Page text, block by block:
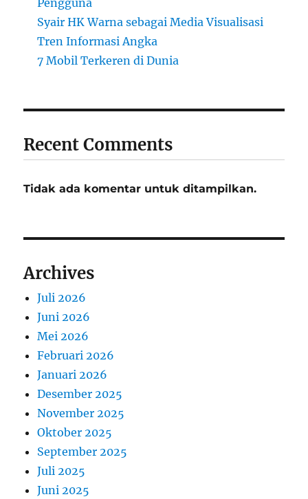
Pengguna
Syair HK Warna sebagai Media Visualisasi
Tren Informasi Angka
7 Mobil Terkeren di Dunia
Recent Comments
Tidak ada komentar untuk ditampilkan.
Archives
Juli 2026
Juni 2026
Mei 2026
Februari 2026
Januari 2026
Desember 2025
November 2025
Oktober 2025
September 2025
Juli 2025
Juni 2025